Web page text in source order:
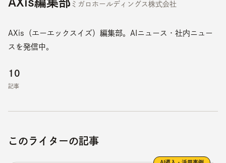
ミガロホールディングス株式会社
AXis（エーエックスイズ）編集部。AIニュース・社内ニュー
スを発信中。
10
記事
このライターの記事